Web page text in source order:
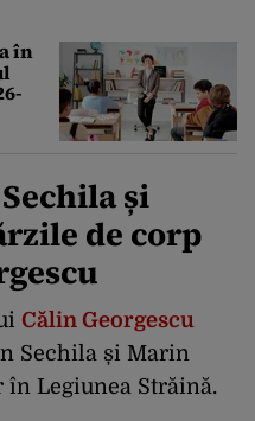
în
și
de corp
Călin Georgescu
Sechila și Marin
în Legiunea Străină.